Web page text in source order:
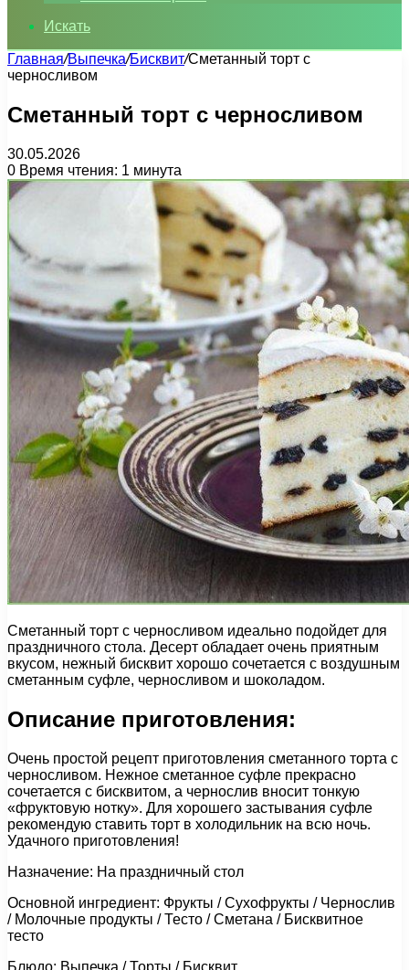
Искать
Главная/Выпечка/Бисквит/Сметанный торт с
черносливом
Сметанный торт с черносливом
30.05.2026
0 Время чтения: 1 минута
Сметанный торт с черносливом идеально подойдет для
праздничного стола. Десерт обладает очень приятным
вкусом, нежный бисквит хорошо сочетается с воздушным
сметанным суфле, черносливом и шоколадом.
Описание приготовления:
Очень простой рецепт приготовления сметанного торта с
черносливом. Нежное сметанное суфле прекрасно
сочетается с бисквитом, а чернослив вносит тонкую
«фруктовую нотку». Для хорошего застывания суфле
рекомендую ставить торт в холодильник на всю ночь.
Удачного приготовления!
Назначение: На праздничный стол
Основной ингредиент: Фрукты / Сухофрукты / Чернослив
/ Молочные продукты / Тесто / Сметана / Бисквитное
тесто
Блюдо: Выпечка / Торты / Бисквит